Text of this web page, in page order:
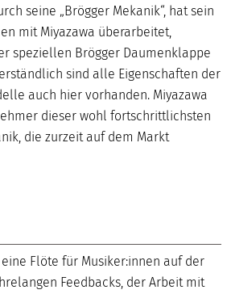
seine „Brögger Mekanik“, hat sein
mit Miyazawa überarbeitet,
speziellen Brögger Daumenklappe
sind alle Eigenschaften der
auch hier vorhanden. Miyazawa
dieser wohl fortschrittlichsten
die zurzeit auf dem Markt
eine Flöte für Musiker:innen auf der
Feedbacks, der Arbeit mit